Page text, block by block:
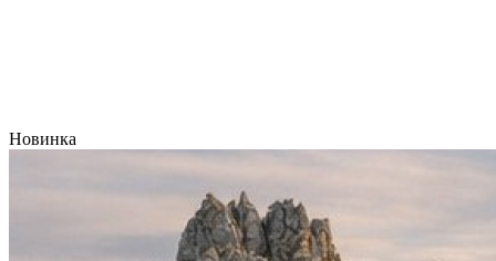
Новинка